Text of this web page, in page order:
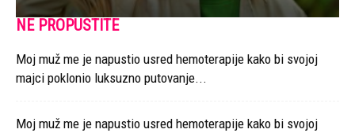
NE PROPUSTITE
Moj muž me je napustio usred hemoterapije kako bi svojoj
majci poklonio luksuzno putovanje...
Moj muž me je napustio usred hemoterapije kako bi svojoj